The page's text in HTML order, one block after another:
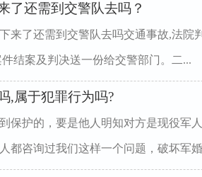
了还需到交警队去吗？
来了还需到交警队去吗交通事故,法院
结案及判决送一份给交警部门。二...
,属于犯罪行为吗?
保护的，要是他人明知对方是现役军
都咨询过我们这样一个问题，破坏军